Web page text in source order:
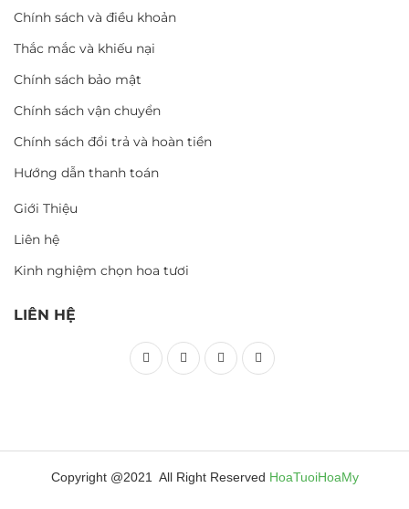
Chính sách và điều khoản
Thắc mắc và khiếu nại
Chính sách bảo mật
Chính sách vận chuyển
Chính sách đổi trả và hoàn tiền
Hướng dẫn thanh toán
Giới Thiệu
Liên hệ
Kinh nghiệm chọn hoa tươi
LIÊN HỆ
Copyright @2021 All Right Reserved HoaTuoiHoaMy